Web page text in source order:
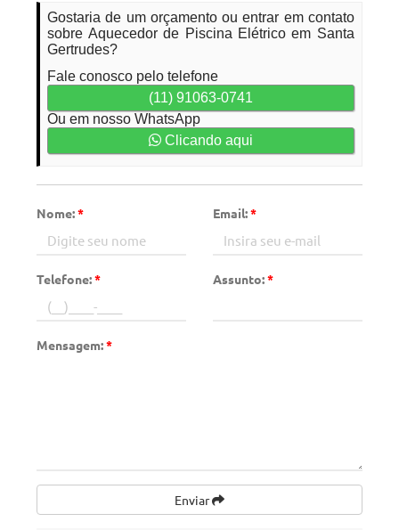
Gostaria de um orçamento ou entrar em contato
sobre Aquecedor de Piscina Elétrico em Santa
Gertrudes?
Fale conosco pelo telefone
(11) 91063-0741
Ou em nosso WhatsApp
Clicando aqui
Nome:* Email:*
Telefone:* Assunto:*
Mensagem:*
Enviar